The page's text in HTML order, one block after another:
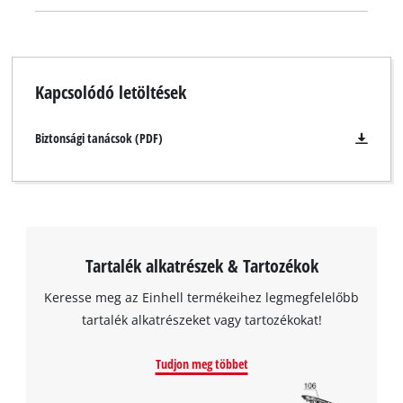
A Google Maps szolgáltatás betöltéséhez
szükségünk van az Ön jóváhagyására!
Kapcsolódó letöltések
Biztonsági tanácsok (PDF)
Tartalék alkatrészek & Tartozékok
Keresse meg az Einhell termékeihez legmegfelelőbb
tartalék alkatrészeket vagy tartozékokat!
Tudjon meg többet